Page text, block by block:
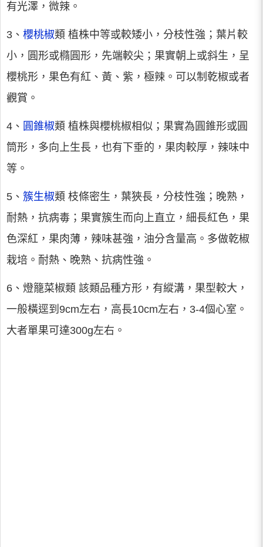
有光澤，微辣。
3、 櫻桃椒類 植株中等或較矮小，分枝性強；葉片較
小，圓形或橢圓形，先端較尖；果實朝上或斜生，呈
櫻桃形，果色有紅、黃、紫，極辣。可以制乾椒或者
觀賞。
4、 圓錐椒類 植株與櫻桃椒相似；果實為圓錐形或圓
筒形，多向上生長，也有下垂的，果肉較厚，辣味中
等。
5、 簇生椒類 枝條密生，葉狹長，分枝性強；晚熟，
耐熱，抗病毒；果實簇生而向上直立，細長紅色，果
色深紅，果肉薄，辣味甚強，油分含量高。多做乾椒
栽培。耐熱、晚熟、抗病性強。
6、燈籠菜椒類 該類品種方形，有縱溝，果型較大，
一般橫逕到9cm左右，高長10cm左右，3-4個心室。
大者單果可達300g左右。